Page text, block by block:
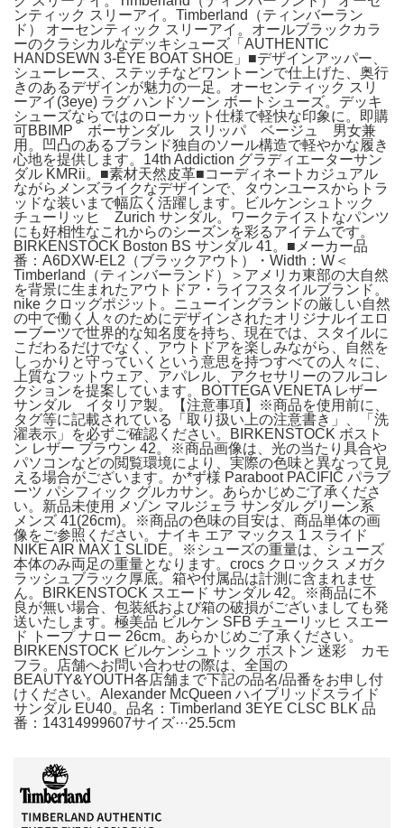
ンティック スリーアイ。Timberland（ティンバーラン
ド） オーセンティック スリーアイ。オールブラックカラ
ーのクラシカルなデッキシューズ「AUTHENTIC
HANDSEWN 3-EYE BOAT SHOE」■デザインアッパー、
シューレース、ステッチなどワントーンで仕上げた、奥行
きのあるデザインが魅力の一足。オーセンティック スリ
ーアイ(3eye) ラグ ハンドソーン ボートシューズ。デッキ
シューズならではのローカット仕様で軽快な印象に。即購
可BBIMP ボーサンダル スリッパ ベージュ 男女兼
用。凹凸のあるブランド独自のソール構造で軽やかな履き
心地を提供します。14th Addiction グラディエーターサン
ダル KMRii。■素材天然皮革■コーディネートカジュアル
ながらメンズライクなデザインで、タウンユースからトラ
ッドな装いまで幅広く活躍します。ビルケンシュトック
チューリッヒ Zurich サンダル。ワークテイストなパンツ
にも好相性なこれからのシーズンを彩るアイテムです。
BIRKENSTOCK Boston BS サンダル 41。■メーカー品
番：A6DXW-EL2（ブラックアウト）・Width：W＜
Timberland（ティンバーランド）＞アメリカ東部の大自然
を背景に生まれたアウトドア・ライフスタイルブランド。
nike クロッグポジット。ニューイングランドの厳しい自然
の中で働く人々のためにデザインされたオリジナルイエロ
ーブーツで世界的な知名度を持ち、現在では、スタイルに
こだわるだけでなく、アウトドアを楽しみながら、自然を
しっかりと守っていくという意思を持つすべての人々に、
上質なフットウェア、アパレル、アクセサリーのフルコレ
クションを提案しています。BOTTEGA VENETA レザー
サンダル イタリア製。【注意事項】※商品を使用前に、
タグ等に記載されている「取り扱い上の注意書き」、「洗
濯表示」を必ずご確認ください。BIRKENSTOCK ボスト
ン レザー ブラウン 42。※商品画像は、光の当たり具合や
パソコンなどの閲覧環境により、実際の色味と異なって見
える場合がございます。か*ず様 Paraboot PACIFIC パラブ
ーツ パシフィック グルカサン。あらかじめご了承くださ
い。新品未使用 メゾン マルジェラ サンダル グリーン系
メンズ 41(26cm)。※商品の色味の目安は、商品単体の画
像をご参照ください。ナイキ エア マックス 1 スライド
NIKE AIR MAX 1 SLIDE。※シューズの重量は、シューズ
本体のみ両足の重量となります。crocs クロックス メガク
ラッシュブラック厚底。箱や付属品は計測に含まれませ
ん。BIRKENSTOCK スエード サンダル 42。※商品に不
良が無い場合、包装紙および箱の破損がございましても発
送いたします。極美品 ビルケン SFB チューリッヒ スエー
ド トープ ナロー 26cm。あらかじめご了承ください。
BIRKENSTOCK ビルケンシュトック ボストン 迷彩 カモ
フラ。店舗へお問い合わせの際は、全国の
BEAUTY&YOUTH各店舗まで下記の品名/品番をお申し付
けください。Alexander McQueen ハイブリッドスライド
サンダル EU40。品名：Timberland 3EYE CLSC BLK 品
番：14314999607サイズ···25.5cm